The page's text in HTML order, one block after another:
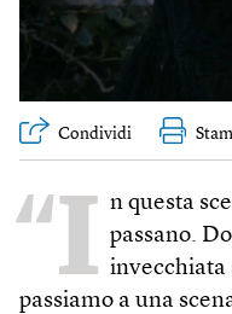
Condividi
“I n questa
passano.
invecchiata
passiamo a una